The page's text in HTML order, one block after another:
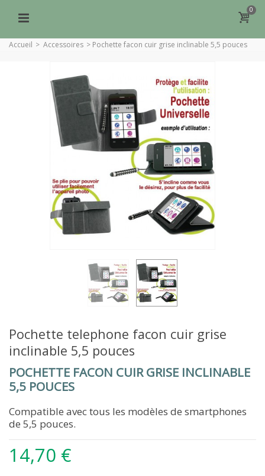
0
Accueil > Accessoires > Pochette facon cuir grise inclinable 5,5 pouces
Pochette telephone facon cuir grise
inclinable 5,5 pouces
POCHETTE FACON CUIR GRISE INCLINABLE
5,5 POUCES
Compatible avec tous les modèles de smartphones
de 5,5 pouces.
14,70 €